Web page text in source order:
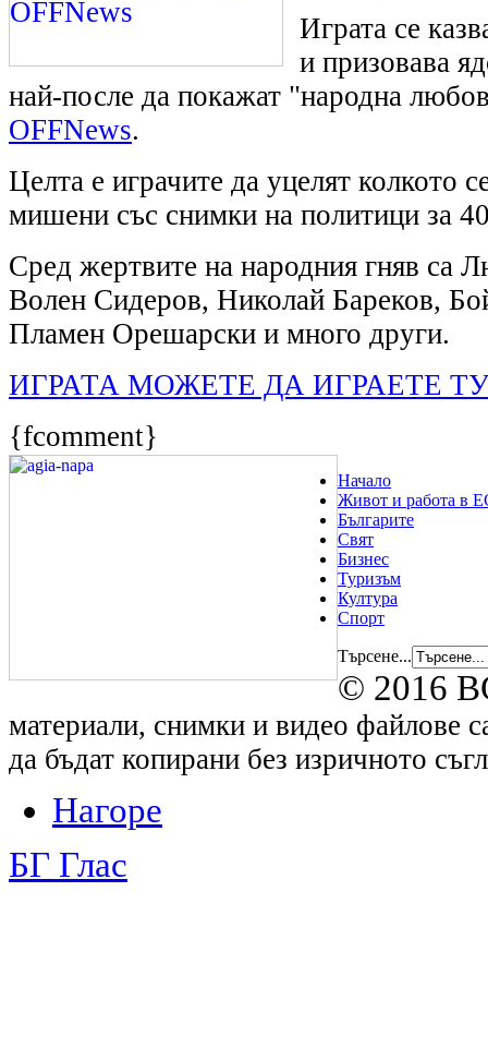
Играта се
и призовава
най-после да покажат "народна
OFFNews.
Целта е играчите да уцелят колкото
мишени със снимки на политици за
Сред жертвите на народния гняв са
Волен Сидеров, Николай Бареков,
Пламен Орешарски и много други.
ИГРАТА МОЖЕТЕ ДА ИГРАЕТЕ
{fcomment}
Начало
Живот и работа в
Българите
Свят
Бизнес
Туризъм
Култура
Спорт
Търсене...
© 2016
материали, снимки и видео файлове
да бъдат копирани без изричното
Нагоре
БГ Глас